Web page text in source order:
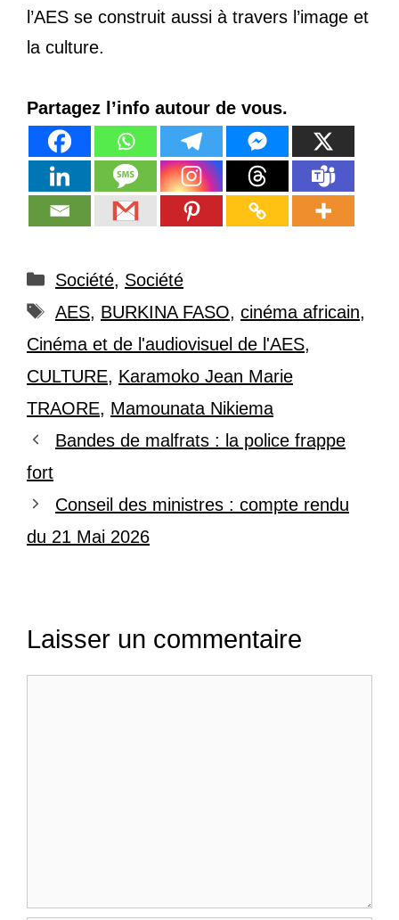
l’AES se construit aussi à travers l’image et
la culture.
Partagez l’info autour de vous.
Catégories
Société, Société
Étiquettes
AES, BURKINA FASO, cinéma africain,
Cinéma et de l'audiovisuel de l'AES,
CULTURE, Karamoko Jean Marie
TRAORE, Mamounata Nikiema
Bandes de malfrats : la police frappe
fort
Conseil des ministres : compte rendu
du 21 Mai 2026
Laisser un commentaire